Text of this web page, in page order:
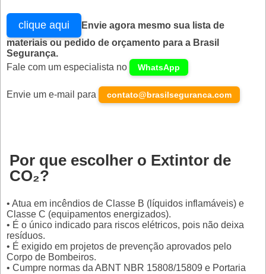
clique aqui
Envie agora mesmo sua lista de
materiais ou pedido de orçamento para a Brasil
Segurança.
Fale com um especialista no
WhatsApp
Envie um e-mail para contato@brasilseguranca.com
Por que escolher o Extintor de
CO₂?
• Atua em incêndios de Classe B (líquidos inflamáveis) e
Classe C (equipamentos energizados).
• É o único indicado para riscos elétricos, pois não deixa
resíduos.
• É exigido em projetos de prevenção aprovados pelo
Corpo de Bombeiros.
• Cumpre normas da ABNT NBR 15808/15809 e Portaria